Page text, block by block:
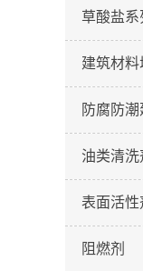
草酸盐系
建筑材料
防腐防
油类清洗
表面活性
阻燃剂